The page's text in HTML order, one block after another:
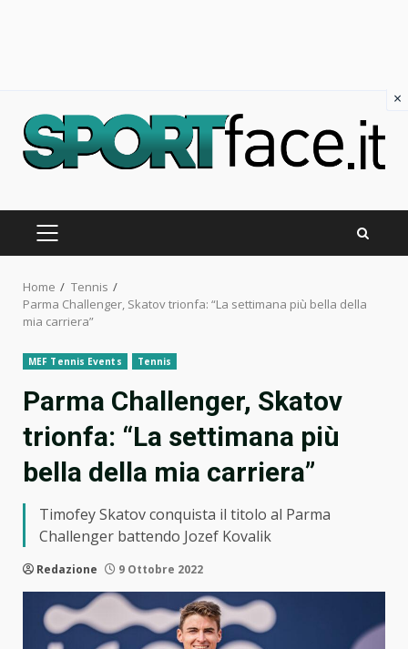
content
PRIMARY
Home
Tennis
Parma Challenger, Skatov trionfa: “La settimana più bella della
mia carriera”
MEF Tennis Events Tennis
Parma Challenger, Skatov
trionfa: “La settimana più
bella della mia carriera”
Timofey Skatov conquista il titolo al Parma
Challenger battendo Jozef Kovalik
Redazione 9 Ottobre 2022
×